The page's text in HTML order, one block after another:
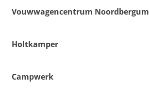
Vouwwagencentrum Noordbergum
Holtkamper
Campwerk